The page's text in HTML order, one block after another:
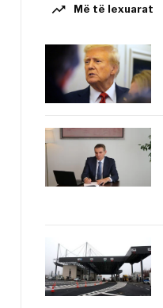
trending_up Më të lexuarat